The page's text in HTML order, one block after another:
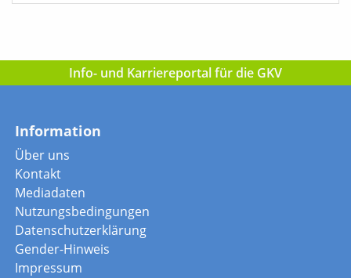
Info- und Karriereportal für die GKV
Information
Über uns
Kontakt
Mediadaten
Nutzungsbedingungen
Datenschutzerklärung
Gender-Hinweis
Impressum